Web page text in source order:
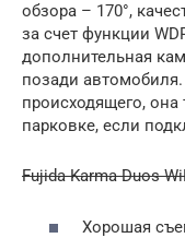
обзора – 170°,
за счет функции
дополнительная
позади
происходящего,
парковке, если
Fujida Karma Duos
Хорошая